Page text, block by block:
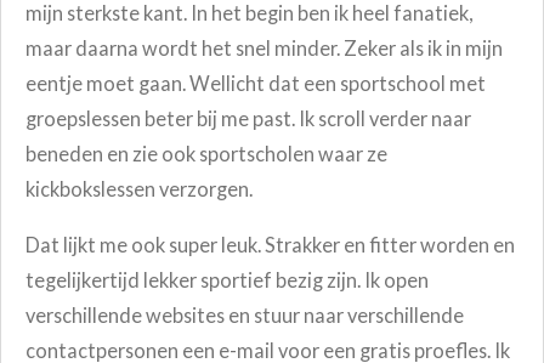
mijn sterkste kant. In het begin ben ik heel fanatiek,
maar daarna wordt het snel minder. Zeker als ik in mijn
eentje moet gaan. Wellicht dat een sportschool met
groepslessen beter bij me past. Ik scroll verder naar
beneden en zie ook sportscholen waar ze
kickbokslessen verzorgen.
Dat lijkt me ook super leuk. Strakker en fitter worden en
tegelijkertijd lekker sportief bezig zijn. Ik open
verschillende websites en stuur naar verschillende
contactpersonen een e-mail voor een gratis proefles. Ik